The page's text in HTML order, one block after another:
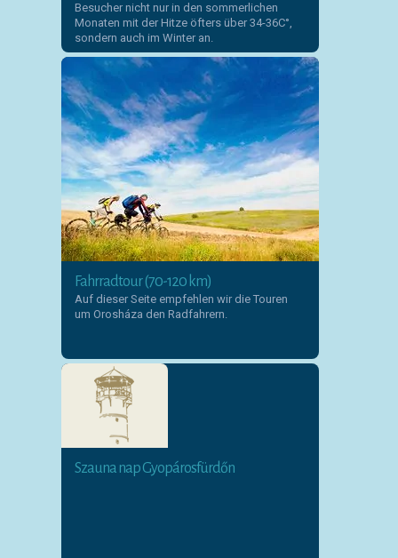
Besucher nicht nur in den sommerlichen
Monaten mit der Hitze öfters über 34-36C°,
sondern auch im Winter an.
Fahrradtour (70-120 km)
Auf dieser Seite empfehlen wir die Touren
um Orosháza den Radfahrern.
Szauna nap Gyopárosfürdőn